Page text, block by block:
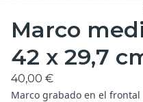
Marco
42 x 29,7
40,00 €
Marco grabado en el frontal